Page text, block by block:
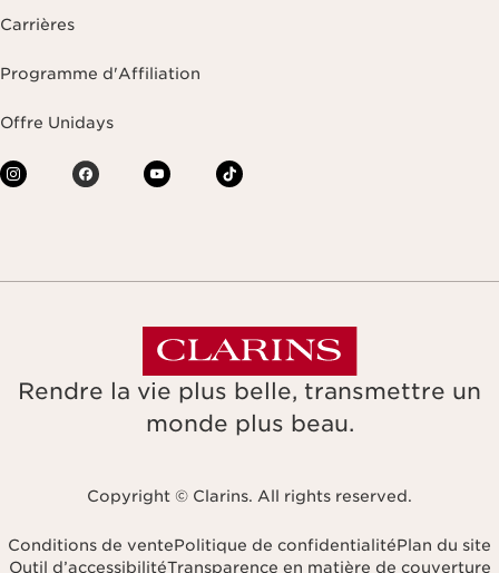
Carrières
Programme d'Affiliation
Offre Unidays
Rendre la vie plus belle, transmettre un
monde plus beau.
Copyright © Clarins. All rights reserved.
Conditions de ventePolitique de confidentialitéPlan du site
Outil d’accessibilitéTransparence en matière de couverture